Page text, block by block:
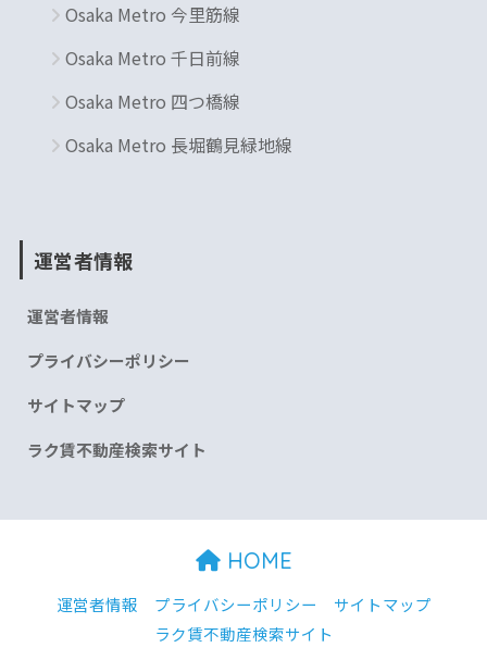
Osaka Metro 今里筋線
Osaka Metro 千日前線
Osaka Metro 四つ橋線
Osaka Metro 長堀鶴見緑地線
運営者情報
運営者情報
プライバシーポリシー
サイトマップ
ラク賃不動産検索サイト
HOME
運営者情報 プライバシーポリシー
サイトマップ
ラク賃不動産検索サイト